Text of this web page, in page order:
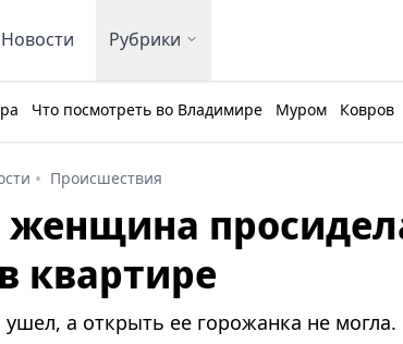
Новости Рубрики
Что посмотреть во Владимире Муром Ковров
Происшествия
женщина
квартире
а открыть ее горожанка не могла.